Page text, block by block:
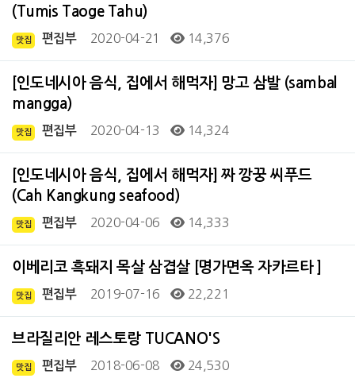
(Tumis Taoge Tahu)
맛집 편집부 2020-04-21 14,376
[인도네시아 음식, 집에서 해먹자] 망고 삼발 (sambal
mangga)
맛집 편집부 2020-04-13 14,324
[인도네시아 음식, 집에서 해먹자] 짜 깡꿍 씨푸드
(Cah Kangkung seafood)
맛집 편집부 2020-04-06 14,333
이베리코 흑돼지 목살 삼겹살 [명가면옥 자카르타 ]
맛집 편집부 2019-07-16 22,221
브라질리안 레스토랑 TUCANO'S
맛집 편집부 2018-06-08 24,530